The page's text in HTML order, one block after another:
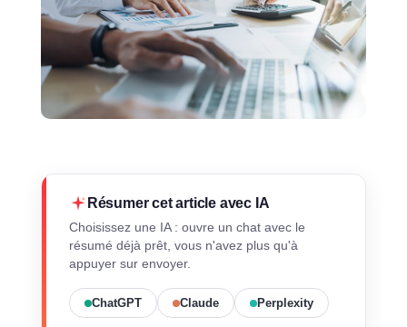
Résumer cet article avec IA
Choisissez une IA : ouvre un chat avec le
résumé déjà prêt, vous n'avez plus qu'à
appuyer sur envoyer.
ChatGPT Claude Perplexity